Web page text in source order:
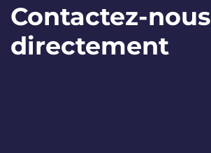
Contactez-nous
directement